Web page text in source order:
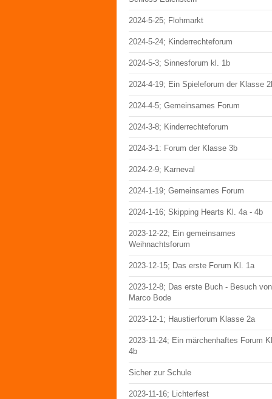
2024-5-25; Flohmarkt
2024-5-24; Kinderrechteforum
2024-5-3; Sinnesforum kl. 1b
2024-4-19; Ein Spieleforum der Klasse
2024-4-5; Gemeinsames Forum
2024-3-8; Kinderrechteforum
2024-3-1: Forum der Klasse 3b
2024-2-9; Karneval
2024-1-19; Gemeinsames Forum
2024-1-16; Skipping Hearts Kl. 4a - 4b
2023-12-22; Ein gemeinsames
Weihnachtsforum
2023-12-15; Das erste Forum Kl. 1a
2023-12-8; Das erste Buch - Besuch von
Marco Bode
2023-12-1; Haustierforum Klasse 2a
2023-11-24; Ein märchenhaftes Forum
4b
Sicher zur Schule
2023-11-16; Lichterfest